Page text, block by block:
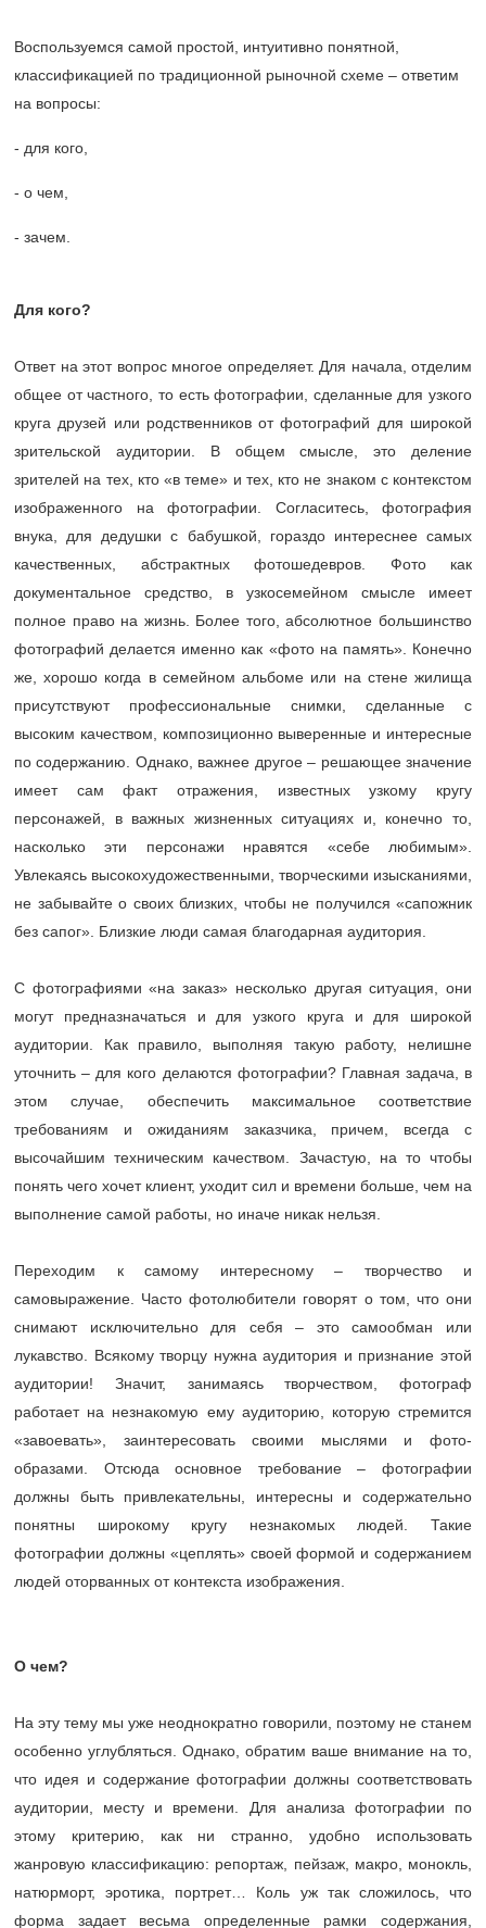
Воспользуемся самой простой, интуитивно понятной,
классификацией по традиционной рыночной схеме – ответим
на вопросы:
- для кого,
- о чем,
- зачем.
Для кого?
Ответ на этот вопрос многое определяет. Для начала, отделим
общее от частного, то есть фотографии, сделанные для узкого
круга друзей или родственников от фотографий для широкой
зрительской аудитории. В общем смысле, это деление
зрителей на тех, кто «в теме» и тех, кто не знаком с контекстом
изображенного на фотографии. Согласитесь, фотография
внука, для дедушки с бабушкой, гораздо интереснее самых
качественных, абстрактных фотошедевров. Фото как
документальное средство, в узкосемейном смысле имеет
полное право на жизнь. Более того, абсолютное большинство
фотографий делается именно как «фото на память». Конечно
же, хорошо когда в семейном альбоме или на стене жилища
присутствуют профессиональные снимки, сделанные с
высоким качеством, композиционно выверенные и интересные
по содержанию. Однако, важнее другое – решающее значение
имеет сам факт отражения, известных узкому кругу
персонажей, в важных жизненных ситуациях и, конечно то,
насколько эти персонажи нравятся «себе любимым».
Увлекаясь высокохудожественными, творческими изысканиями,
не забывайте о своих близких, чтобы не получился «сапожник
без сапог». Близкие люди самая благодарная аудитория.
С фотографиями «на заказ» несколько другая ситуация, они
могут предназначаться и для узкого круга и для широкой
аудитории. Как правило, выполняя такую работу, нелишне
уточнить – для кого делаются фотографии? Главная задача, в
этом случае, обеспечить максимальное соответствие
требованиям и ожиданиям заказчика, причем, всегда с
высочайшим техническим качеством. Зачастую, на то чтобы
понять чего хочет клиент, уходит сил и времени больше, чем на
выполнение самой работы, но иначе никак нельзя.
Переходим к самому интересному – творчество и
самовыражение. Часто фотолюбители говорят о том, что они
снимают исключительно для себя – это самообман или
лукавство. Всякому творцу нужна аудитория и признание этой
аудитории! Значит, занимаясь творчеством, фотограф
работает на незнакомую ему аудиторию, которую стремится
«завоевать», заинтересовать своими мыслями и фото-
образами. Отсюда основное требование – фотографии
должны быть привлекательны, интересны и содержательно
понятны широкому кругу незнакомых людей. Такие
фотографии должны «цеплять» своей формой и содержанием
людей оторванных от контекста изображения.
О чем?
На эту тему мы уже неоднократно говорили, поэтому не станем
особенно углубляться. Однако, обратим ваше внимание на то,
что идея и содержание фотографии должны соответствовать
аудитории, месту и времени. Для анализа фотографии по
этому критерию, как ни странно, удобно использовать
жанровую классификацию: репортаж, пейзаж, макро, монокль,
натюрморт, эротика, портрет… Коль уж так сложилось, что
форма задает весьма определенные рамки содержания,